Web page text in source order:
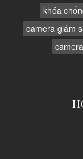
khóa
camera giám